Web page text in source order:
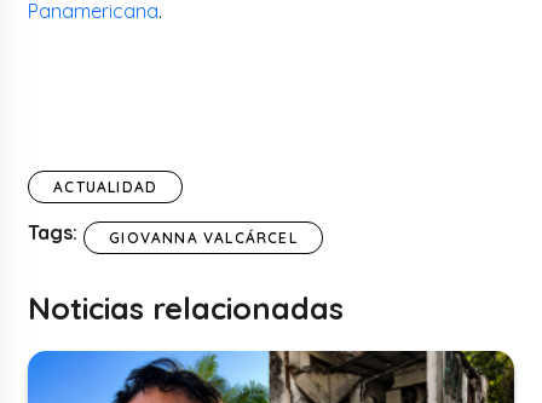
Panamericana.
ACTUALIDAD
Tags: GIOVANNA VALCÁRCEL
Noticias relacionadas